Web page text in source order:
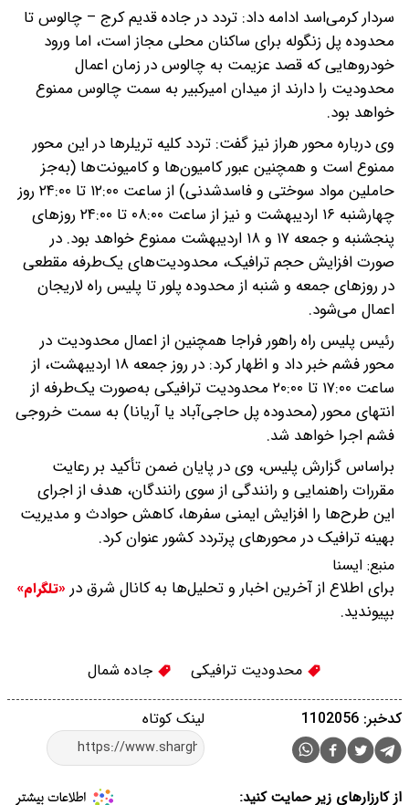
سردار کرمی‌اسد ادامه داد: تردد در جاده قدیم کرج – چالوس تا
محدوده پل زنگوله برای ساکنان محلی مجاز است، اما ورود
خودروهایی که قصد عزیمت به چالوس در زمان اعمال
محدودیت را دارند از میدان امیرکبیر به سمت چالوس ممنوع
خواهد بود.
وی درباره محور هراز نیز گفت: تردد کلیه تریلرها در این محور
ممنوع است و همچنین عبور کامیون‌ها و کامیونت‌ها (به‌جز
حاملین مواد سوختی و فاسدشدنی) از ساعت ۱۲:۰۰ تا ۲۴:۰۰ روز
چهارشنبه ۱۶ اردیبهشت و نیز از ساعت ۰۸:۰۰ تا ۲۴:۰۰ روزهای
پنجشنبه و جمعه ۱۷ و ۱۸ اردیبهشت ممنوع خواهد بود. در
صورت افزایش حجم ترافیک، محدودیت‌های یک‌طرفه مقطعی
در روزهای جمعه و شنبه از محدوده پلور تا پلیس راه لاریجان
اعمال می‌شود.
رئیس پلیس راه راهور فراجا همچنین از اعمال محدودیت در
محور فشم خبر داد و اظهار کرد: در روز جمعه ۱۸ اردیبهشت، از
ساعت ۱۷:۰۰ تا ۲۰:۰۰ محدودیت ترافیکی به‌صورت یک‌طرفه از
انتهای محور (محدوده پل حاجی‌آباد یا آریانا) به سمت خروجی
فشم اجرا خواهد شد.
براساس گزارش پلیس، وی در پایان ضمن تأکید بر رعایت
مقررات راهنمایی و رانندگی از سوی رانندگان، هدف از اجرای
این طرح‌ها را افزایش ایمنی سفرها، کاهش حوادث و مدیریت
بهینه ترافیک در محورهای پرتردد کشور عنوان کرد.
منبع: ايسنا
برای اطلاع از آخرین اخبار و تحلیل‌ها به کانال شرق در «تلگرام»
بپیوندید.
محدودیت ترافیکی جاده شمال
لینک کوتاه کدخبر: 1102056
از کارزارهای زیر حمایت کنید: